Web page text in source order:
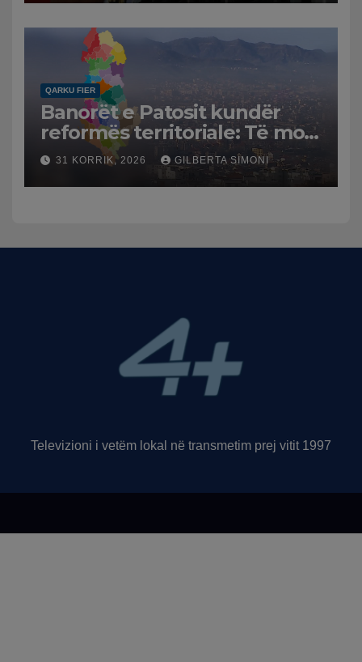
Mesme shtrenjtojnë naftën
dhe benzinën në vend
QARKU FIER
Banorët e Patosit kundër
reformës territoriale: Të mos
humbasim identitetin e
qytetit
31 KORRIK, 2026 GILBERTA SIMONI
Televizioni i vetëm lokal në transmetim prej vitit 1997